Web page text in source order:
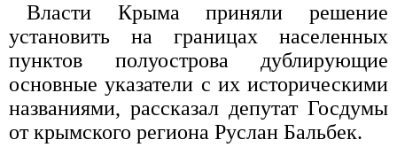
Власти Крыма приняли решение
установить на границах населенных
пунктов полуострова дублирующие
основные указатели с их историческими
названиями, рассказал депутат Госдумы
от крымского региона Руслан Бальбек.